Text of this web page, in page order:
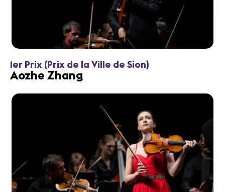
1er Prix (Prix de la Ville de Sion)
Aozhe Zhang